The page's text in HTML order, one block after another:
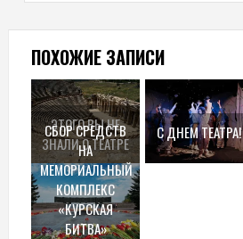
ПОХОЖИЕ ЗАПИСИ
ЭТОГО ВЫ НЕ
ЗНАЛИ О ТЕАТРЕ
С ДНЕМ ТЕАТРА!
СБОР СРЕДСТВ
НА
МЕМОРИАЛЬНЫЙ
КОМПЛЕКС
«КУРСКАЯ
БИТВА»